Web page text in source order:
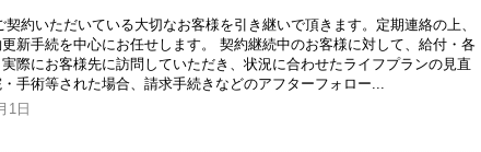
契約いただいている大切なお客様を引き継いで頂きます。定期連絡の上、
新手続を中心にお任せします。 契約継続中のお客様に対して、給付・各
際にお客様先に訪問していただき、状況に合わせたライフプランの見直
手術等された場合、請求手続きなどのアフターフォロー...
1日